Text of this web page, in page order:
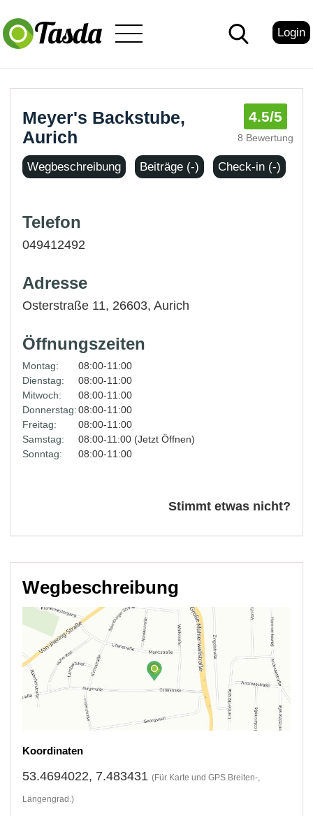
Login
Meyer's Backstube,
Aurich
4.5/5
8 Bewertung
Wegbeschreibung Beiträge (-) Check-in (-)
Telefon
049412492
Adresse
Osterstraße 11, 26603,Aurich
Öffnungszeiten
Montag:
08:00-11:00
Dienstag:
08:00-11:00
Mitwoch:
08:00-11:00
Donnerstag: 08:00-11:00
Freitag:
08:00-11:00
Samstag:
08:00-11:00 (Jetzt Öffnen)
Sonntag:
08:00-11:00
Stimmt etwas nicht?
Wegbeschreibung
Koordinaten
53.4694022, 7.483431 (Für Karte und GPS Breiten-,
Längengrad.)